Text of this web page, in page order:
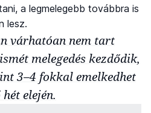
a legmelegebb továbbra is
lesz.
várhatóan nem tart
melegedés kezdődik,
3–4 fokkal emelkedhet
elején.